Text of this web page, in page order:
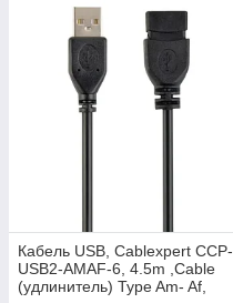
Кабель USB, Cablexpert CCP-
USB2-AMAF-6, 4.5m ,Cable
(удлинитель) Type Am- Af,